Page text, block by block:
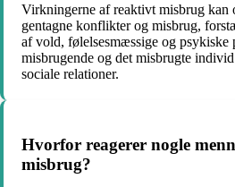
Virkningerne af reaktivt misbrug kan
gentagne konflikter og misbrug,
af vold, følelsesmæssige og psykiske
misbrugende og det misbrugte
sociale relationer.
Hvorfor reagerer nogle
misbrug?